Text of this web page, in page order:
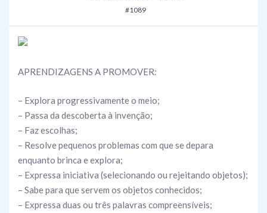
#1089
APRENDIZAGENS A PROMOVER:
– Explora progressivamente o meio;
– Passa da descoberta à invenção;
– Faz escolhas;
– Resolve pequenos problemas com que se depara
enquanto brinca e explora;
– Expressa iniciativa (selecionando ou rejeitando objetos);
– Sabe para que servem os objetos conhecidos;
– Expressa duas ou três palavras compreensíveis;